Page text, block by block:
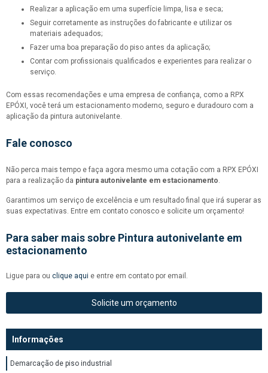
Realizar a aplicação em uma superfície limpa, lisa e seca;
Seguir corretamente as instruções do fabricante e utilizar os
materiais adequados;
Fazer uma boa preparação do piso antes da aplicação;
Contar com profissionais qualificados e experientes para realizar o
serviço.
Com essas recomendações e uma empresa de confiança, como a RPX
EPÓXI, você terá um estacionamento moderno, seguro e duradouro com a
aplicação da pintura autonivelante.
Fale conosco
Não perca mais tempo e faça agora mesmo uma cotação com a RPX EPÓXI
para a realização da pintura autonivelante em estacionamento.
Garantimos um serviço de excelência e um resultado final que irá superar as
suas expectativas. Entre em contato conosco e solicite um orçamento!
Para saber mais sobre Pintura autonivelante em
estacionamento
Ligue para ou clique aqui e entre em contato por email.
Solicite um orçamento
Informações
Demarcação de piso industrial